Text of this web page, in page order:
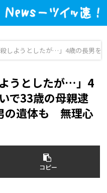
殺しようとしたが…」4歳の長男
うとしたが…」4
で33歳の母親逮
の遺体も 無理心
コピー